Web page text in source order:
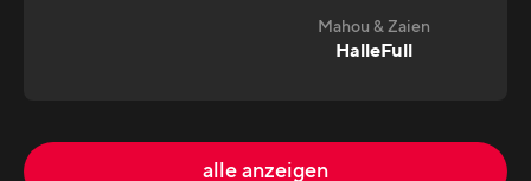
Mahou & Zaien
HalleFull
alle anzeigen